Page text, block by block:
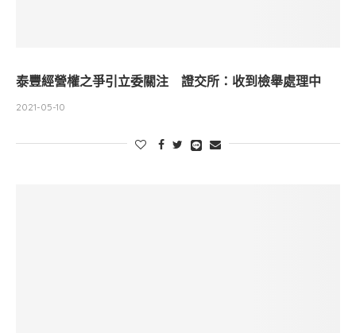
泰豐經營權之爭引立委關注 證交所：收到檢舉處理中
2021-05-10